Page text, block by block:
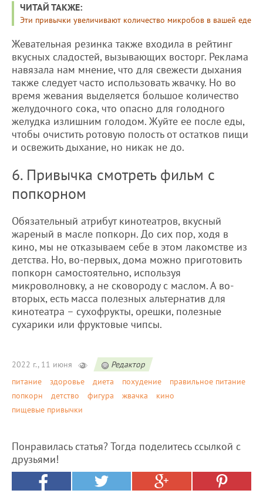
ЧИТАЙ ТАКЖЕ:
Эти привычки увеличивают количество микробов в вашей еде
Жевательная резинка также входила в рейтинг
вкусных сладостей, вызывающих восторг. Реклама
навязала нам мнение, что для свежести дыхания
также следует часто использовать жвачку. Но во
время жевания выделяется большое количество
желудочного сока, что опасно для голодного
желудка излишним голодом. Жуйте ее после еды,
чтобы очистить ротовую полость от остатков пищи
и освежить дыхание, но никак не до.
6. Привычка смотреть фильм с
попкорном
Обязательный атрибут кинотеатров, вкусный
жареный в масле попкорн. До сих пор, ходя в
кино, мы не отказываем себе в этом лакомстве из
детства. Но, во-первых, дома можно приготовить
попкорн самостоятельно, используя
микроволновку, а не сковороду с маслом. А во-
вторых, есть масса полезных альтернатив для
кинотеатра – сухофрукты, орешки, полезные
сухарики или фруктовые чипсы.
2022 г., 11 июня
Редактор
питание
здоровье диета похудение
правильное питание
попкорн
детство фигура жвачка
кино
пищевые привычки
Понравилась статья? Тогда поделитесь ссылкой с
друзьями!